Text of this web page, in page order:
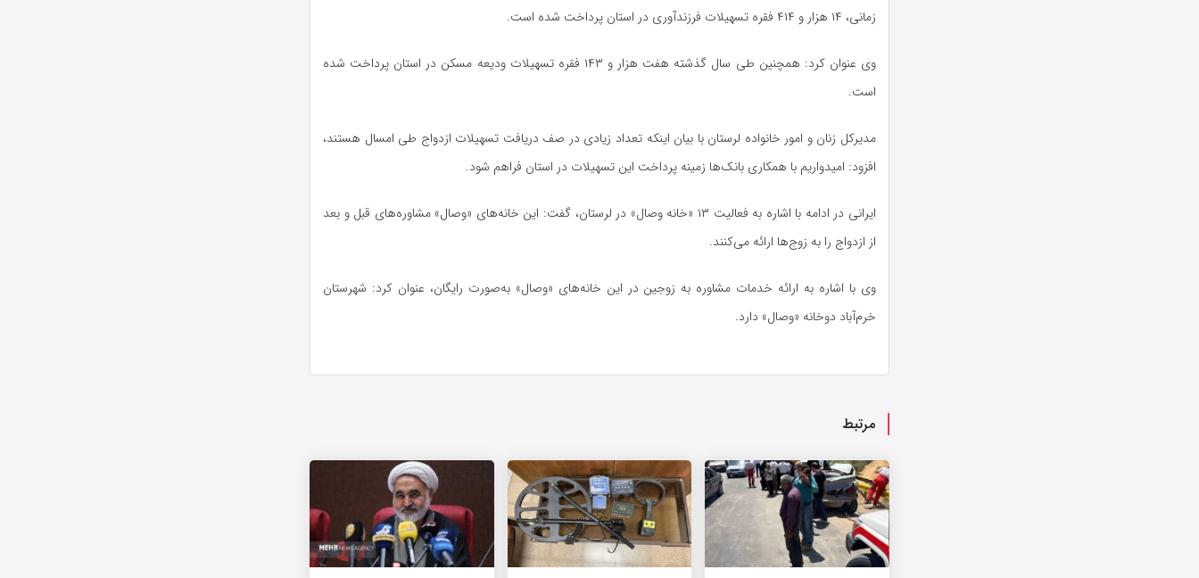
زمانی، ۱۴ هزار و ۴۱۴ فقره تسهیلات فرزندآوری در استان پرداخت شده است.
وی عنوان کرد: همچنین طی سال گذشته هفت هزار و ۱۴۳ فقره تسهیلات ودیعه مسکن در استان پرداخت شده
است.
مدیرکل زنان و امور خانواده لرستان با بیان اینکه تعداد زیادی در صف دریافت تسهیلات ازدواج طی امسال هستند،
افزود: امیدواریم با همکاری بانک‌ها زمینه پرداخت این تسهیلات در استان فراهم شود.
ایرانی در ادامه با اشاره به فعالیت ۱۳ «خانه وصال» در لرستان، گفت: این خانه‌های «وصال» مشاوره‌های قبل و بعد
از ازدواج را به زوج‌ها ارائه می‌کنند.
وی با اشاره به ارائه خدمات مشاوره به زوجین در این خانه‌های «وصال» به‌صورت رایگان، عنوان کرد: شهرستان
خرم‌آباد دوخانه «وصال» دارد.
مرتبط